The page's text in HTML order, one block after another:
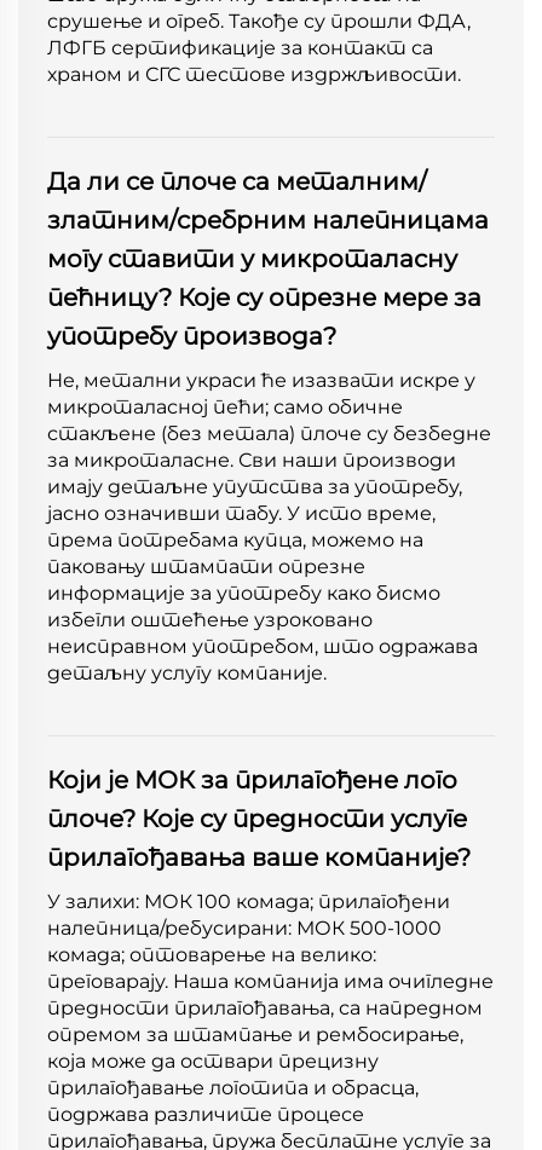
срушење и огреб. Такође су прошли ФДА,
ЛФГБ сертификације за контакт са
храном и СГС тестове издржљивости.
Да ли се плоче са металним/
златним/сребрним налепницама
могу ставити у микроталасну
пећницу? Које су опрезне мере за
употребу производа?
Не, метални украси ће изазвати искре у
микроталасној пећи; само обичне
стакљене (без метала) плоче су безбедне
за микроталасне. Сви наши производи
имају детаљне упутства за употребу,
јасно означивши табу. У исто време,
према потребама купца, можемо на
паковању штампати опрезне
информације за употребу како бисмо
избегли оштећење узроковано
неисправном употребом, што одражава
детаљну услугу компаније.
Који је МОК за прилагођене лого
плоче? Које су предности услуге
прилагођавања ваше компаније?
У залихи: МОК 100 комада; прилагођени
налепница/ребусирани: МОК 500-1000
комада; оптоварење на велико:
преговарају. Наша компанија има очигледне
предности прилагођавања, са напредном
опремом за штампање и рембосирање,
која може да оствари прецизну
прилагођавање логотипа и обрасца,
подржава различите процесе
прилагођавања, пружа бесплатне услуге за